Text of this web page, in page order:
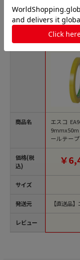
バッグシーラーテ
商品名
価格(税
込)
サイズ
発送元
レビュー
エスコ
ールテー
1巻 （ご
￥
【直送品